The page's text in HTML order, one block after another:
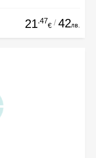
21.47
€ / 42лв.